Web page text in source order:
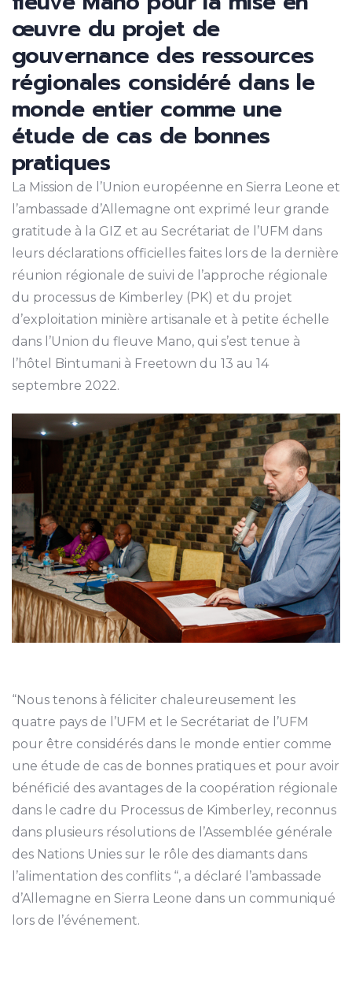
œuvre du projet de
gouvernance des ressources
régionales considéré dans le
monde entier comme une
étude de cas de bonnes
pratiques
La Mission de l’Union européenne en Sierra Leone et
l’ambassade d’Allemagne ont exprimé leur grande
gratitude à la GIZ et au Secrétariat de l’UFM dans
leurs déclarations officielles faites lors de la dernière
réunion régionale de suivi de l’approche régionale
du processus de Kimberley (PK) et du projet
d’exploitation minière artisanale et à petite échelle
dans l’Union du fleuve Mano, qui s’est tenue à
l’hôtel Bintumani à Freetown du 13 au 14
septembre 2022.
“Nous tenons à féliciter chaleureusement les
quatre pays de l’UFM et le Secrétariat de l’UFM
pour être considérés dans le monde entier comme
une étude de cas de bonnes pratiques et pour avoir
bénéficié des avantages de la coopération régionale
dans le cadre du Processus de Kimberley, reconnus
dans plusieurs résolutions de l’Assemblée générale
des Nations Unies sur le rôle des diamants dans
l’alimentation des conflits “, a déclaré l’ambassade
d’Allemagne en Sierra Leone dans un communiqué
lors de l’événement.